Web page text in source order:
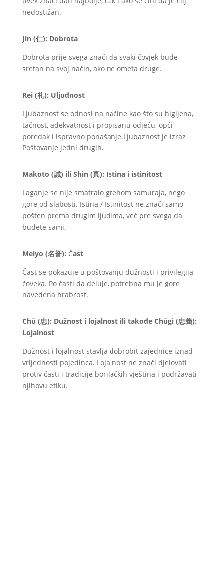
nedostižan.
Jin (仁): Dobrota
Dobrota prije svega znači da svaki čovjek bude
sretan na svoj način, ako ne ometa druge.
Rei (礼): Uljudnost
Ljubaznost se odnosi na načine kao što su higijena,
tačnost, adekvatnost i propisanu odjeću, opći
poredak i ispravno ponašanje.Ljubaznost je izraz
Poštovanje jedni drugih.
Makoto (誠) ili Shin (真): Istina i istinitost
Laganje se nije smatralo grehom samuraja, nego
gore od slabosti. Istina / Istinitost ne znači samo
pošten prema drugim ljudima, već pre svega da
budete sami.
Meiyo (名誉): Čast
Čast se pokazuje u poštovanju dužnosti i privilegija
čoveka. Po časti da deluje, potrebna mu je gore
navedena hrabrost.
Chū (忠): Dužnost i lojalnost ili takođe Chūgi (忠義):
Lojalnost
Dužnost i lojalnost stavlja dobrobit zajednice iznad
vrijednosti pojedinca. Lojalnost ne znači djelovati
protiv časti i tradicije borilačkih vještina i podržavati
njihovu etiku.